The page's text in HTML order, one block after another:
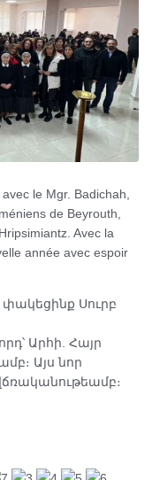
le Mgr. Badichah,
de Beyrouth,
Avec la
année avec espoir
Սուրբ
Արհի. Հայր
Այս նոր